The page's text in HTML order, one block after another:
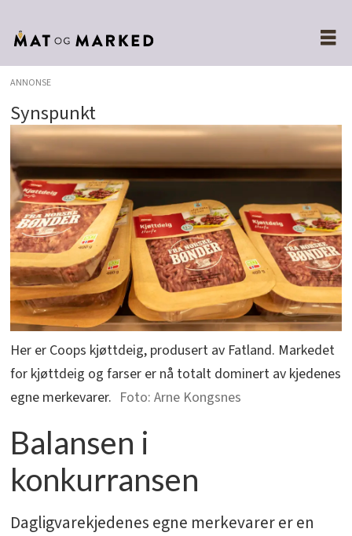
ANNONSE
Synspunkt
Her er Coops kjøttdeig, produsert av Fatland. Markedet
for kjøttdeig og farser er nå totalt dominert av kjedenes
egne merkevarer.
Arne Kongsnes
Balansen i
konkurransen
Dagligvarekjedenes egne merkevarer er en